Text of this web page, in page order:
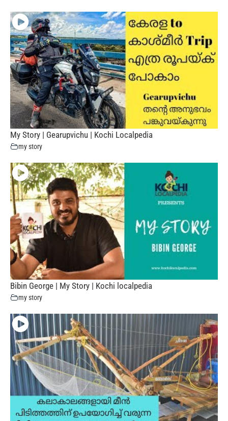
My Story | Gearupvichu | Kochi Localpedia
my story
Bibin George | My Story | Kochi localpedia
my story